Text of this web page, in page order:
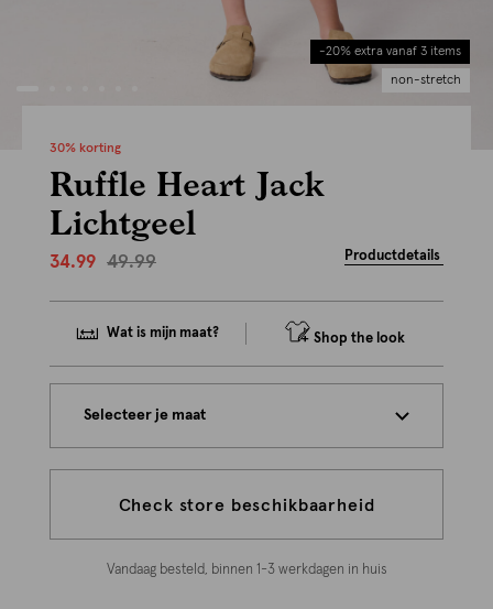
-20% extra vanaf 3 items
non-stretch
30% korting
Ruffle Heart Jack
Lichtgeel
34.99 49.99 Productdetails
Wat is mijn maat? Shop the look
Selecteer je maat
Check store beschikbaarheid
Vandaag besteld, binnen 1-3 werkdagen in huis